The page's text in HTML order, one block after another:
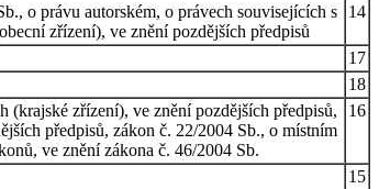
o právu autorském, o právech souvisejících s
zřízení), ve znění pozdějších předpisů
14
17
18
(krajské zřízení), ve znění pozdějších předpisů,
předpisů, zákon č. 22/2004 Sb., o místním
ve znění zákona č. 46/2004 Sb.
16
15